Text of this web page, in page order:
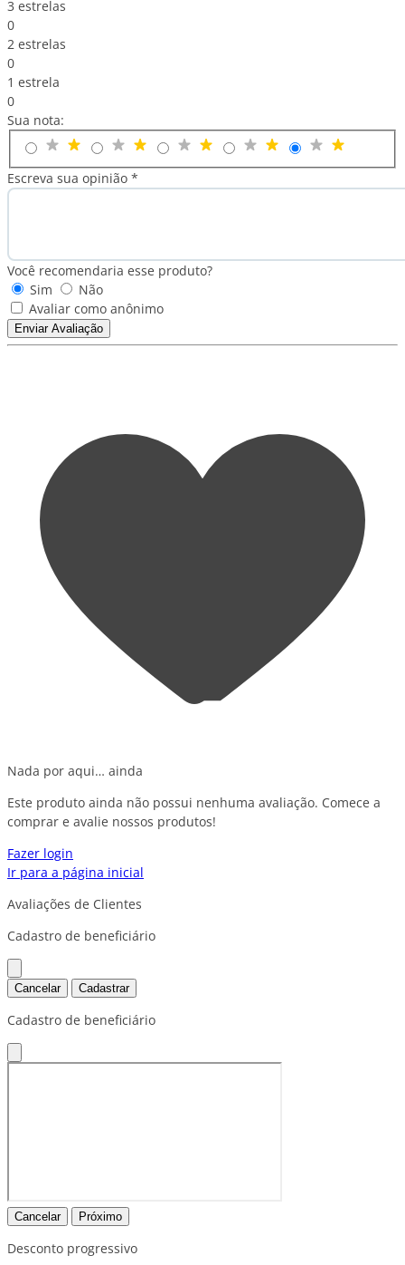
3 estrelas
0
2 estrelas
0
1 estrela
0
Sua nota:
Escreva sua opinião *
Você recomendaria esse produto?
Sim
Não
Avaliar como anônimo
Enviar Avaliação
Nada por aqui… ainda
Este produto ainda não possui nenhuma avaliação. Comece a
comprar e avalie nossos produtos!
Fazer login
Ir para a página inicial
Avaliações de Clientes
Cadastro de beneficiário
Cancelar Cadastrar
Cadastro de beneficiário
Cancelar Próximo
Desconto progressivo